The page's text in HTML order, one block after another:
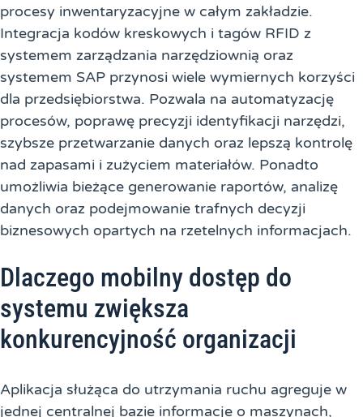
procesy inwentaryzacyjne w całym zakładzie.
Integracja kodów kreskowych i tagów RFID z
systemem zarządzania narzędziownią oraz
systemem SAP przynosi wiele wymiernych korzyści
dla przedsiębiorstwa. Pozwala na automatyzację
procesów, poprawę precyzji identyfikacji narzędzi,
szybsze przetwarzanie danych oraz lepszą kontrolę
nad zapasami i zużyciem materiałów. Ponadto
umożliwia bieżące generowanie raportów, analizę
danych oraz podejmowanie trafnych decyzji
biznesowych opartych na rzetelnych informacjach.
Dlaczego mobilny dostęp do
systemu zwiększa
konkurencyjność organizacji
Aplikacja służąca do utrzymania ruchu agreguje w
jednej centralnej bazie informacje o maszynach,